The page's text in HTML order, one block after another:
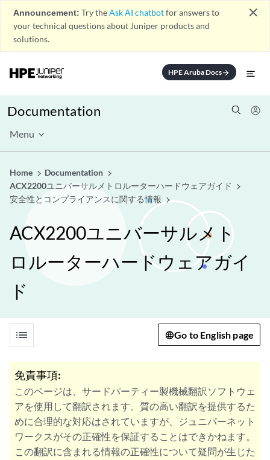
Announcement: Try theAsk AI chatbotfor answers to
your technical questions about Juniper products and
solutions.
close
HPE Aruba Docsarrow_forward
Documentation
Menu
Home
Documentation
ACX2200ユニバーサルメトロルーターハードウェアガイド
安全性とコンプライアンスに関する情報
ACX2200ユニバーサルメト
ロルーターハードウェアガイ
ド
list Go to English page
免責事項:
このページは、サードパーティー製機械翻訳ソフトウェ
アを使用して翻訳されます。質の高い翻訳を提供するた
めに合理的な対応はされていますが、ジュニパーネット
ワークスがその正確性を保証することはできかねます。
この翻訳に含まれる情報の正確性について疑問が生じた